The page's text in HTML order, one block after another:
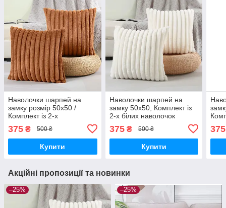
Наволочки шарпей на
замку розмір 50х50 /
Комплект із 2-х
терракотових наволочок
шарпей на замку розмір
50х50 см.
375 ₴ 500 ₴
Купити
Наволочки шарпей на
замку 50х50, Комплект із
2-х білих наволочок
шарпей на замку розмір
50х50 см.
375₴ 500 ₴
Купити
375
Акційні пропозиції та новинки
–25% –25%